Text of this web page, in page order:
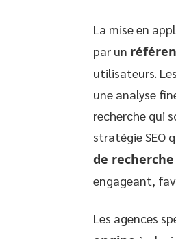
La mise en
par un
utilisateurs.
une analyse
recherche qui
stratégie SEO
de recherche
engageant,
Les agences